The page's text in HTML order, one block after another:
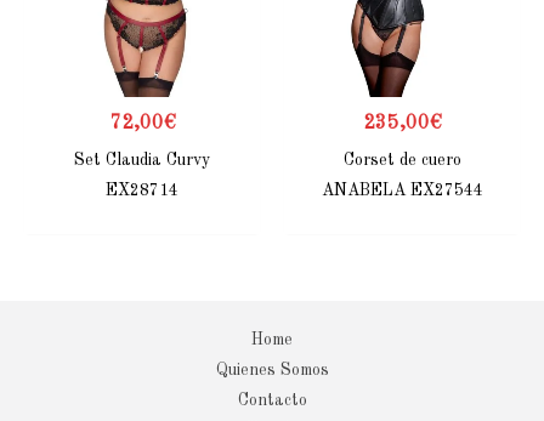
72,00€
Set Claudia Curvy
EX28714
235,00€
Corset de cuero
ANABELA EX27544
Home
Quienes Somos
Contacto